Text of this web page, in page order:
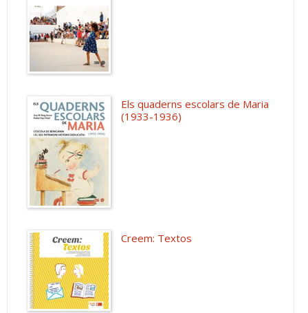
Els quaderns escolars de Maria
(1933-1936)
Creem: Textos